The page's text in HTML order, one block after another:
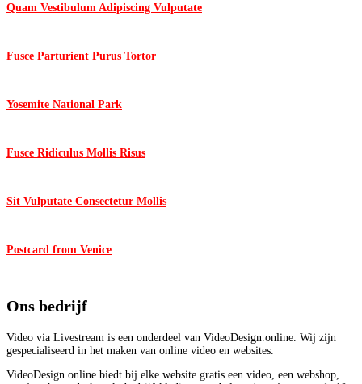
Quam Vestibulum Adipiscing Vulputate
Fusce Parturient Purus Tortor
Yosemite National Park
Fusce Ridiculus Mollis Risus
Sit Vulputate Consectetur Mollis
Postcard from Venice
Ons bedrijf
Video via Livestream is een onderdeel van VideoDesign.online. Wij zijn
gespecialiseerd in het maken van online video en websites.
VideoDesign.online biedt bij elke website gratis een video, een webshop,